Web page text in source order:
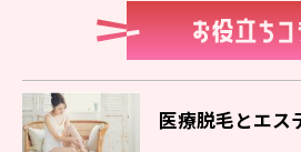
医療脱毛とエス